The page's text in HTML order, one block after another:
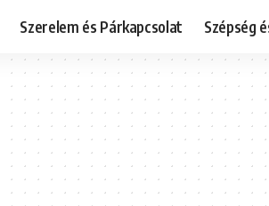
Szerelem és Párkapcsolat Szépség